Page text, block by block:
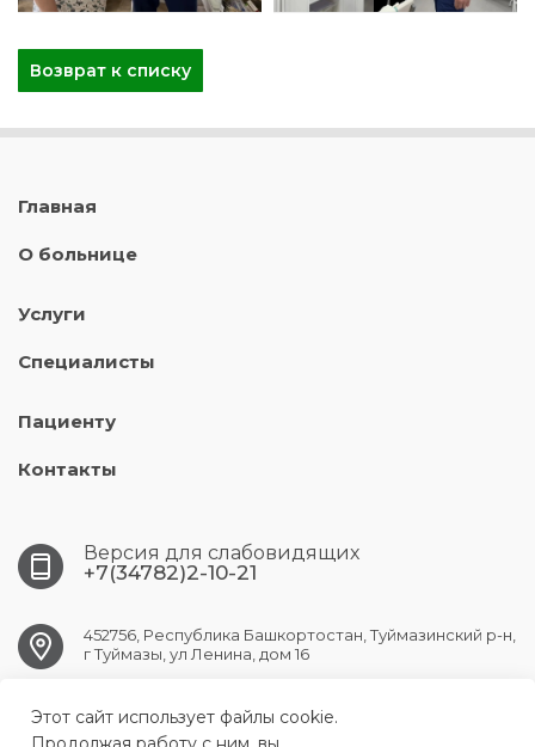
Возврат к списку
Главная
О больнице
Услуги
Специалисты
Пациенту
Контакты
Версия для слабовидящих
+7(34782)2-10-21
452756, Республика Башкортостан, Туймазинский р-н,
г Туймазы, ул Ленина, дом 16
tuymazy.crb@doctorrb.ru
Этот сайт использует файлы cookie.